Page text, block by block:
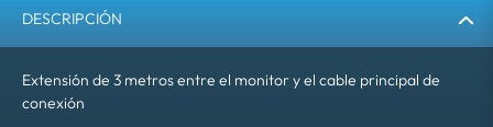
DESCRIPCIÓN
Extensión de 3 metros entre el monitor y el cable principal de
conexión